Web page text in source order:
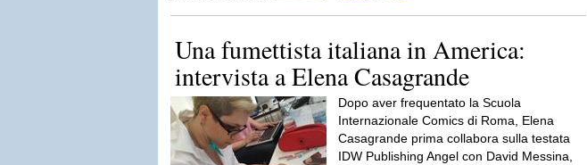
Una fumettista italiana in America:
intervista a Elena Casagrande
Dopo aver frequentato la Scuola
Internazionale Comics di Roma, Elena
Casagrande prima collabora sulla testata
IDW Publishing Angel con David Messina,